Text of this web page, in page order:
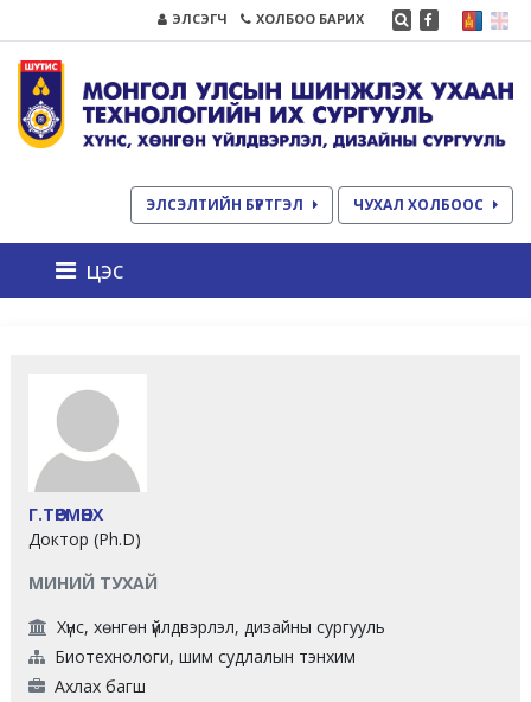
ЭЛСЭГЧ ХОЛБОО БАРИХ
ЭЛСЭЛТИЙН БҮРТГЭЛ ЧУХАЛ ХОЛБООС
цэс
Г.ТӨРМӨНХ
Доктор (Ph.D)
МИНИЙ ТУХАЙ
Хүнс, хөнгөн үйлдвэрлэл, дизайны сургууль
Биотехнологи, шим судлалын тэнхим
Ахлах багш